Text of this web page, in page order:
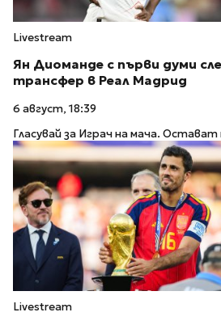
Livestream
Ян Диоманде с първи думи
трансфер в Реал Мадрид
6 август, 18:39
Гласувай за Играч на мача.
Livestream